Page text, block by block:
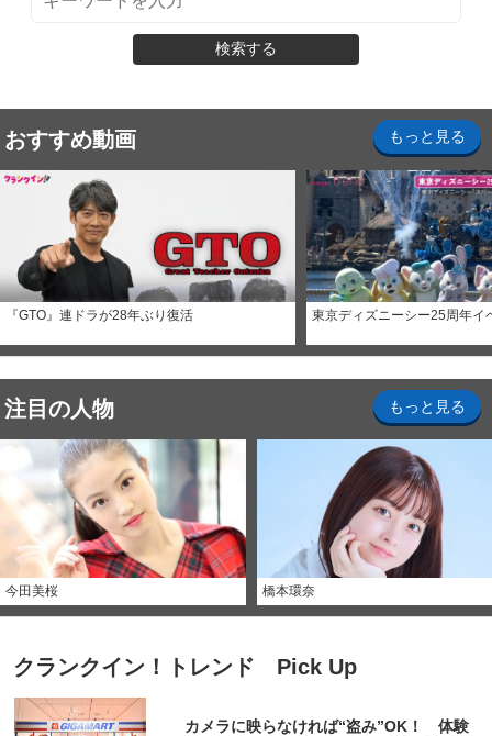
検索する
おすすめ動画 もっと見る
『GTO』連ドラが28年ぶり復活 東京ディズニーシー25周年イ
注目の人物 もっと見る
今田美桜 橋本環奈
クランクイン！トレンド Pick Up
カメラに映らなければ“盗み”OK！ 体験